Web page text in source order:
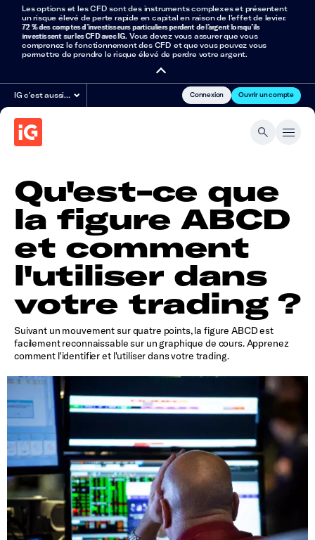
Les options et les CFD sont des instruments complexes et présentent
un risque élevé de perte rapide en capital en raison de l’effet de levier.
72 % des comptes d’investisseurs particuliers perdent de l’argent lorsqu’ils
investissent sur les CFD avec IG. Vous devez vous assurer que vous
comprenez le fonctionnement des CFD et que vous pouvez vous
permettre de prendre le risque élevé de perdre votre argent.
IG c'est aussi… Connexion Ouvrir un compte
Qu'est-ce que
la figure ABCD
et comment
l'utiliser dans
votre trading ?
Suivant un mouvement sur quatre points, la figure ABCD est
facilement reconnaissable sur un graphique de cours. Apprenez
comment l'identifier et l'utiliser dans votre trading.